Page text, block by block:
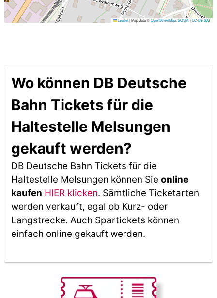
Leaflet|Map data ©OpenStreetMap ,SOSM, (CC-BY-SA)
Wo können DB Deutsche
Bahn Tickets für die
Haltestelle Melsungen
gekauft werden?
DB Deutsche Bahn Tickets für die
Haltestelle Melsungen können Sie online
kaufen HIER klicken. Sämtliche Ticketarten
werden verkauft, egal ob Kurz- oder
Langstrecke. Auch Spartickets können
einfach online gekauft werden.